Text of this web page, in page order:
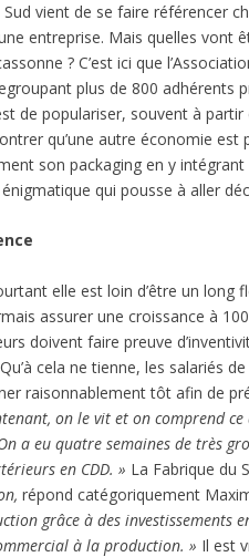
vient de se faire référencer
entreprise. Mais quelles
? C’est ici que
plus de 800 adhérents
de populariser, souvent à partir
qu’une autre économie
son packaging en y
qui pousse à aller
elle est loin d’être un long
assurer une croissance à
doivent faire preuve
cela ne tienne, les salariés
raisonnablement tôt afin de
on le vit et on comprend ce
a eu quatre semaines de très
en CDD. » La Fabrique du
répond catégoriquement
grâce à des investissements
à la production. » Il est